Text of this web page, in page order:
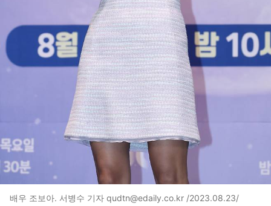
배우 조보아. 서병수 기자 qudtn@edaily.co.kr /2023.08.23/